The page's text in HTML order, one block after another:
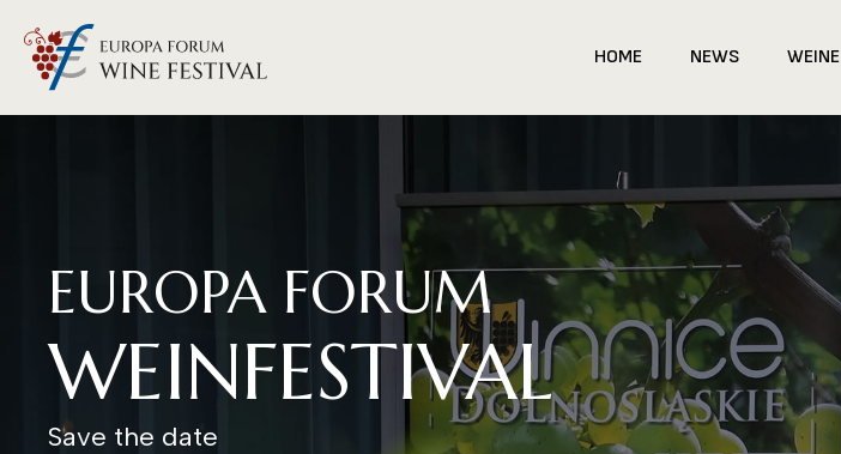
HOME NEWS WEINE
EUROPA FORUM
WEINFESTIVAL
Save the date